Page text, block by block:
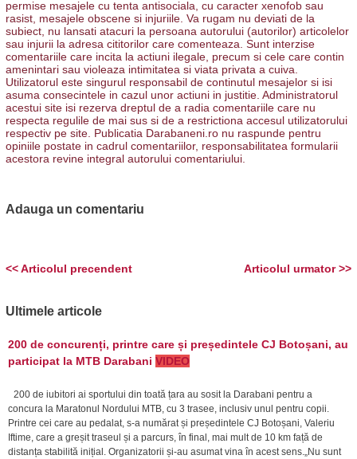
permise mesajele cu tenta antisociala, cu caracter xenofob sau
rasist, mesajele obscene si injuriile. Va rugam nu deviati de la
subiect, nu lansati atacuri la persoana autorului (autorilor) articolelor
sau injurii la adresa cititorilor care comenteaza. Sunt interzise
comentariile care incita la actiuni ilegale, precum si cele care contin
amenintari sau violeaza intimitatea si viata privata a cuiva.
Utilizatorul este singurul responsabil de continutul mesajelor si isi
asuma consecintele in cazul unor actiuni in justitie. Administratorul
acestui site isi rezerva dreptul de a radia comentariile care nu
respecta regulile de mai sus si de a restrictiona accesul utilizatorului
respectiv pe site. Publicatia Darabaneni.ro nu raspunde pentru
opiniile postate in cadrul comentariilor, responsabilitatea formularii
acestora revine integral autorului comentariului.
Adauga un comentariu
Articolul urmator >>
<< Articolul precendent
Ultimele articole
200 de concurenți, printre care și președintele CJ Botoșani, au
participat la MTB Darabani VIDEO
200 de iubitori ai sportului din toată țara au sosit la Darabani pentru a
concura la Maratonul Nordului MTB, cu 3 trasee, inclusiv unul pentru copii.
Printre cei care au pedalat, s-a numărat și președintele CJ Botoșani, Valeriu
Iftime, care a greșit traseul și a parcurs, în final, mai mult de 10 km față de
distanța stabilită inițial. Organizatorii și-au asumat vina în acest sens.„Nu sunt